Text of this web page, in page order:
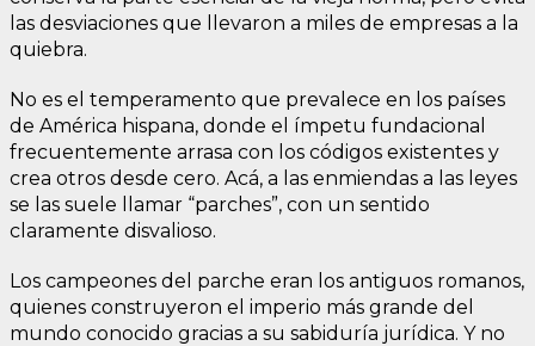
las desviaciones que llevaron a miles de empresas a la
quiebra.
No es el temperamento que prevalece en los países
de América hispana, donde el ímpetu fundacional
frecuentemente arrasa con los códigos existentes y
crea otros desde cero. Acá, a las enmiendas a las leyes
se las suele llamar “parches”, con un sentido
claramente disvalioso.
Los campeones del parche eran los antiguos romanos,
quienes construyeron el imperio más grande del
mundo conocido gracias a su sabiduría jurídica. Y no